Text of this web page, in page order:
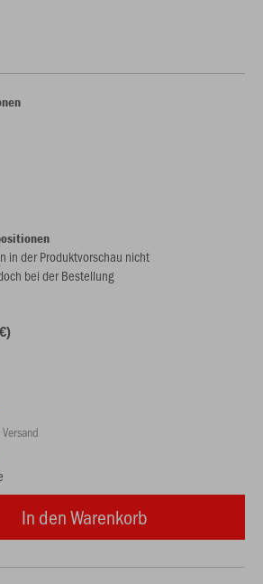
in der Produktvorschau nicht
bei der Bestellung
In den Warenkorb